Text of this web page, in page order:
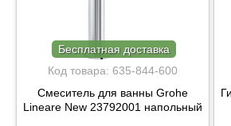
Бесплатная доставка
Код товара: 635-844-600
Смеситель для ванны Grohe
Lineare New 23792001 напольный